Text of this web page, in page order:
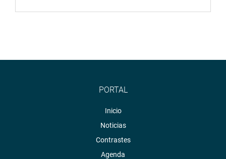
PORTAL
Inicio
Noticias
Contrastes
Agenda